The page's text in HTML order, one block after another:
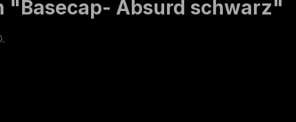
"Basecap- Absurd schwarz"